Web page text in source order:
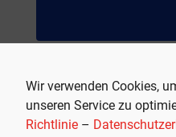
Wir verwenden Cookies,
unseren Service zu
Richtlinie –